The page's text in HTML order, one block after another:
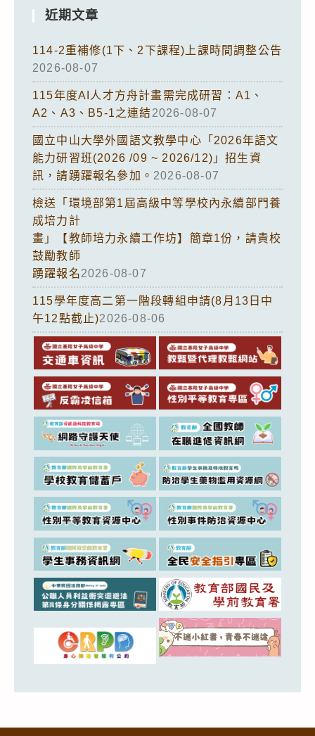
近期文章
114-2重補修(1下、2下課程)上課時間調整公告
2026-08-07
115年度AI人才方舟計畫需完成研習：A1、
A2、A3、B5-1之連結2026-08-07
國立中山大學外國語文教學中心「2026年語文
能力研習班(2026 /09 ~ 2026/12)」招生資
訊，請踴躍報名參加。 2026-08-07
檢送「環境部第1屆高級中等學校內永續部門養
成培力計
畫」【教師培力永續工作坊】簡章1份，請貴校
鼓勵教師
踴躍報名2026-08-07
115學年度高二第一階段轉組申請(8月13日中
午12點截止)2026-08-06